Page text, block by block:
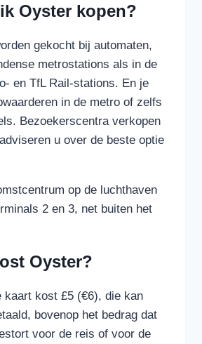
Oyster kopen?
gekocht bij automaten,
metrostations als in de
en TfL Rail-stations. En je
in de metro of zelfs
Bezoekerscentra verkopen
u over de beste optie
op de luchthaven
2 en 3, net buiten het
Oyster?
kaart kost £5 (€6), die kan
bovenop het bedrag dat
voor de reis of voor de